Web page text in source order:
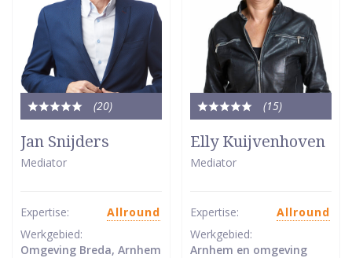
(20)
Totale
waardering:
5
van
Jan Snijders
Mediator
Expertise:
Allround
Werkgebied:
Omgeving Breda, Arnhem
(15)
Totale
waardering:
5
van
Elly Kuijvenhoven
Mediator
Expertise:
Allround
Werkgebied:
Arnhem en omgeving